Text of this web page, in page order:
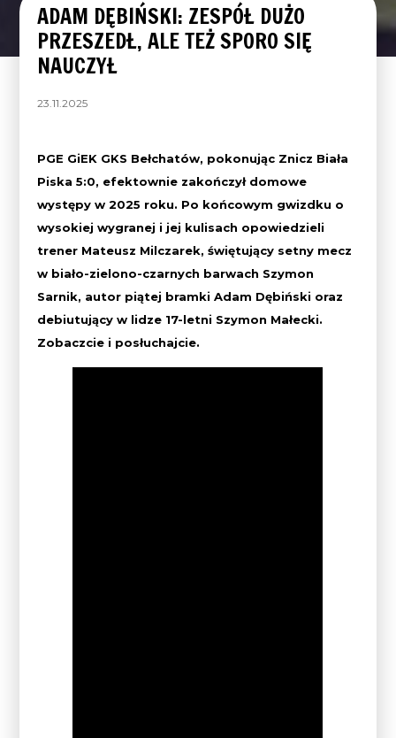
ADAM DĘBIŃSKI: ZESPÓŁ DUŻO
PRZESZEDŁ, ALE TEŻ SPORO SIĘ
NAUCZYŁ
23.11.2025
PGE GiEK GKS Bełchatów, pokonując Znicz Biała
Piska 5:0, efektownie zakończył domowe
występy w 2025 roku. Po końcowym gwizdku o
wysokiej wygranej i jej kulisach opowiedzieli
trener Mateusz Milczarek, świętujący setny mecz
w biało-zielono-czarnych barwach Szymon
Sarnik, autor piątej bramki Adam Dębiński oraz
debiutujący w lidze 17-letni Szymon Małecki.
Zobaczcie i posłuchajcie.